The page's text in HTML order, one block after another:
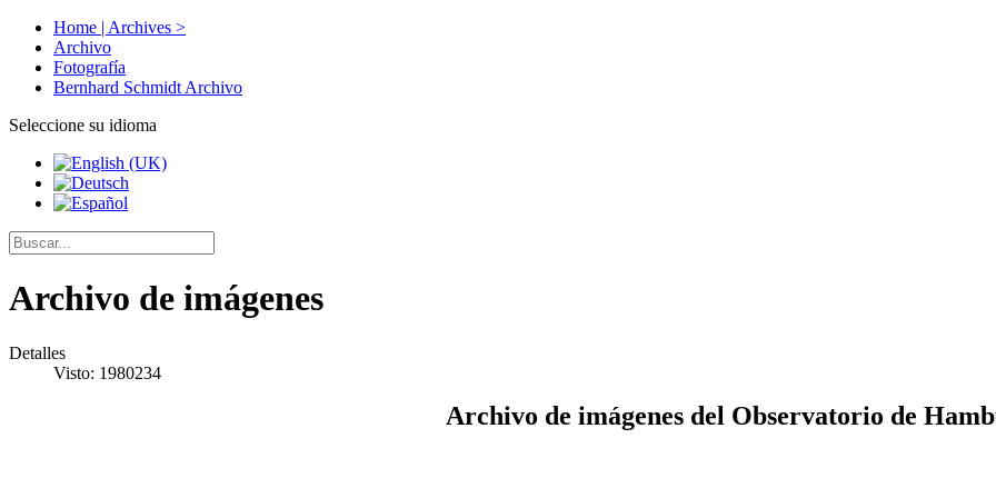
Home | Archives >
Archivo
Fotografía
Bernhard Schmidt Archivo
Seleccione su idioma
Archivo de imágenes
Detalles
Visto: 1980234
Archivo de imágenes del Observatorio de